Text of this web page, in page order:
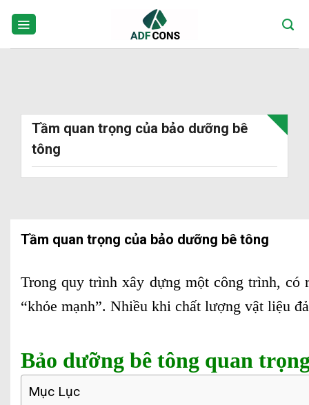
Tầm quan trọng của bảo dưỡng bê
tông
Tầm quan trọng của bảo dưỡng bê tông
Trong quy trình xây dựng một công trình, có
“khỏe mạnh”. Nhiều khi chất lượng vật liệu
Bảo dưỡng bê tông quan
Mục Lục